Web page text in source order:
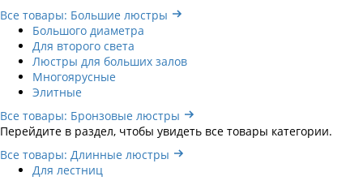
Все товары: Большие люстры
Большого диаметра
Для второго света
Люстры для больших залов
Многоярусные
Элитные
Все товары: Бронзовые люстры
Перейдите в раздел, чтобы увидеть все товары категории.
Все товары: Длинные люстры
Для лестниц